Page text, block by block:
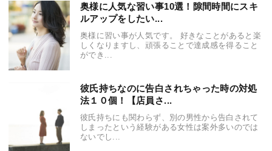
奥様に人気な習い事10選！隙間時間にスキ
ルアップをしたい...
奥様に習い事が人気です。 好きなことがあると楽
しくなりますし、頑張ることで達成感を得ること
ができ...
彼氏持ちなのに告白されちゃった時の対処
法１０個！【店員さ...
彼氏持ちにも関わらず、別の男性から告白されて
しまったという経験がある女性は案外多いのでは
ないでし...